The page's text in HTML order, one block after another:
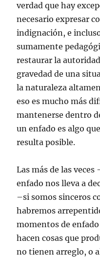
verdad que hay
necesario expresar
indignación, e
sumamente
restaurar la
gravedad de una
la naturaleza
eso es mucho más
mantenerse dentro
un enfado es algo
resulta posible.
Las más de las
enfado nos lleva a
–si somos sinceros
habremos
momentos de enfado
hacen cosas que
no tienen arreglo, o